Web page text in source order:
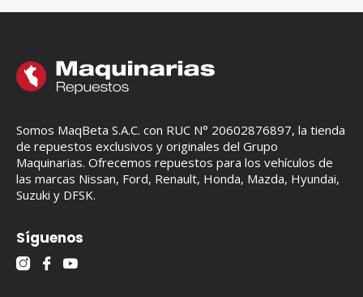
Somos MaqBeta S.A.C. con RUC N° 20602876897, la tienda
de repuestos exclusivos y originales del Grupo
Maquinarias. Ofrecemos repuestos para los vehículos de
las marcas Nissan, Ford, Renault, Honda, Mazda, Hyundai,
Suzuki y DFSK.
Síguenos